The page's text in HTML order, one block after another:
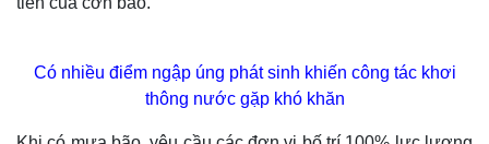
Có nhiều điểm ngập úng phát sinh khiến công tác khơi
thông nước gặp khó khăn